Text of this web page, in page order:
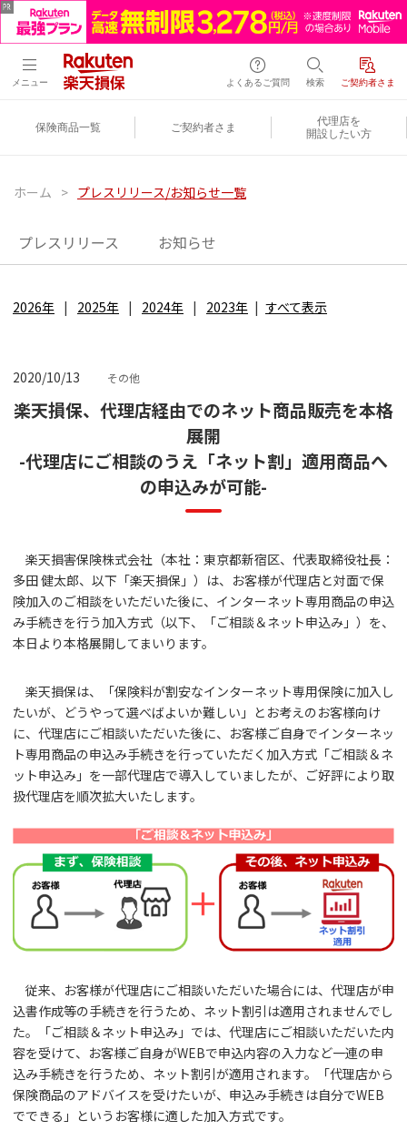
メニュー よくあるご質問 検索 ご契約者さま
保険商品一覧 ご契約者さま
代理店を
開設したい方
ホーム > プレスリリース/お知らせ一覧
プレスリリース お知らせ
2026年 2025年 2024年 2023年 すべて表示
2020/10/13 その他
楽天損保、代理店経由でのネット商品販売を本格
展開
-代理店にご相談のうえ「ネット割」適用商品へ
の申込みが可能-
楽天損害保険株式会社（本社：東京都新宿区、代表取締役社長：
多田 健太郎、以下「楽天損保」）は、お客様が代理店と対面で保
険加入のご相談をいただいた後に、インターネット専用商品の申込
み手続きを行う加入方式（以下、「ご相談＆ネット申込み」）を、
本日より本格展開してまいります。
楽天損保は、「保険料が割安なインターネット専用保険に加入し
たいが、どうやって選べばよいか難しい」とお考えのお客様向け
に、代理店にご相談いただいた後に、お客様ご自身でインターネッ
ト専用商品の申込み手続きを行っていただく加入方式「ご相談＆ネ
ット申込み」を一部代理店で導入していましたが、ご好評により取
扱代理店を順次拡大いたします。
従来、お客様が代理店にご相談いただいた場合には、代理店が申
込書作成等の手続きを行うため、ネット割引は適用されませんでし
た。「ご相談＆ネット申込み」では、代理店にご相談いただいた内
容を受けて、お客様ご自身がWEBで申込内容の入力など一連の申
込み手続きを行うため、ネット割引が適用されます。「代理店から
保険商品のアドバイスを受けたいが、申込み手続きは自分でWEB
でできる」というお客様に適した加入方式です。